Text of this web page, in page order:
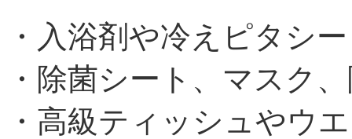
・入浴剤や冷えピタシ
・ 除菌シート、マスク
・高級ティッシュやウ